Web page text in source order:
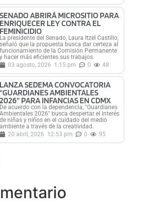
SENADO ABRIRÁ MICROSITIO PARA
ENRIQUECER LEY CONTRA EL
FEMINICIDIO
La presidente del Senado, Laura Itzel Castillo,
señaló que la propuesta busca dar certeza al
funcionamiento de la Comisión Permanente
y hacer más eficientes sus trabajos.
03 agosto, 2026 1:15 pm 0 48
LANZA SEDEMA CONVOCATORIA
“GUARDIANES AMBIENTALES
2026” PARA INFANCIAS EN CDMX
De acuerdo con la dependencia, "Guardianes
Ambientales 2026" busca despertar el interés
de niñas y niños en el cuidado del medio
ambiente a través de la creatividad.
20 abril, 2026 12:53 pm 0 95